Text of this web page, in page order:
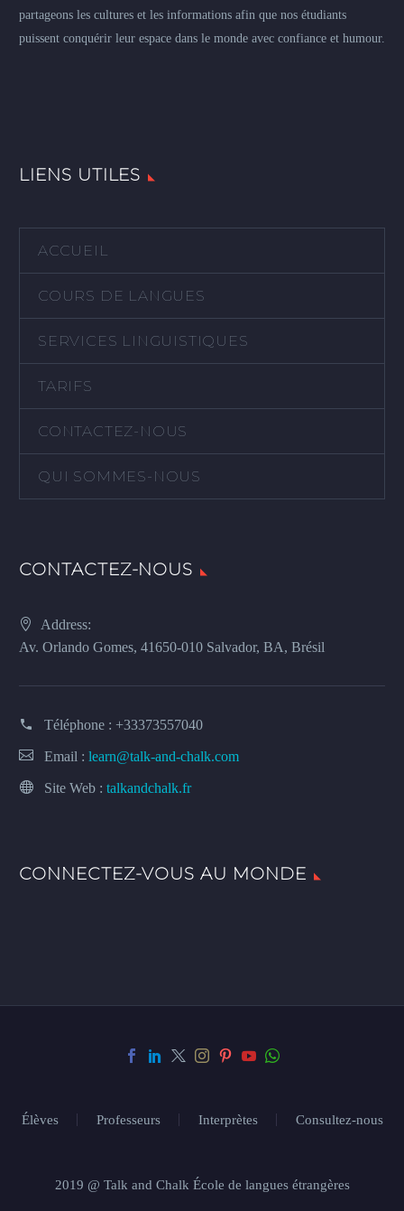
partageons les cultures et les informations afin que nos étudiants
puissent conquérir leur espace dans le monde avec confiance et humour.
LIENS UTILES
ACCUEIL
COURS DE LANGUES
SERVICES LINGUISTIQUES
TARIFS
CONTACTEZ-NOUS
QUI SOMMES-NOUS
CONTACTEZ-NOUS
Address:
Av. Orlando Gomes, 41650-010 Salvador, BA, Brésil
Téléphone : +33373557040
Email : learn@talk-and-chalk.com
Site Web : talkandchalk.fr
CONNECTEZ-VOUS AU MONDE
Élèves Professeurs Interprètes Consultez-nous
2019 @ Talk and Chalk École de langues étrangères